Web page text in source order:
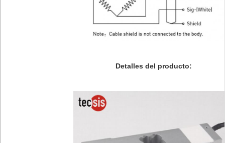
Detalles del producto: